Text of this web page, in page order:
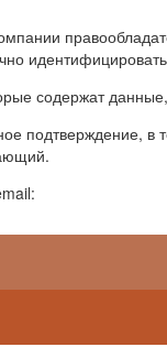
содержат
подтверждение,